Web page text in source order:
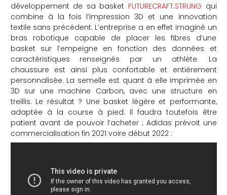
développement de sa basket FUTURECRAFT.STRUNG qui
combine à la fois l’impression 3D et une innovation
textile sans précédent. L’entreprise a en effet imaginé un
bras robotique capable de placer les fibres d’une
basket sur l’empeigne en fonction des données et
caractéristiques renseignés par un athlète. La
chaussure est ainsi plus confortable et entièrement
personnalisée. La semelle est quant à elle imprimée en
3D sur une machine Carbon, avec une structure en
treillis. Le résultat ? Une basket légère et performante,
adaptée à la course à pied. Il faudra toutefois être
patient avant de pouvoir l’acheter ; Adidas prévoit une
commercialisation fin 2021 voire début 2022 :